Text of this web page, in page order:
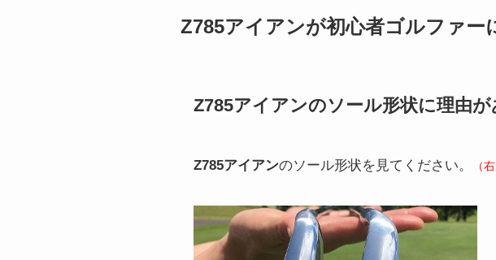
Z785アイアンが初心者ゴルファ
Z785アイアンのソール形状に理由が
Z785アイアンのソール形状を見てください。 （